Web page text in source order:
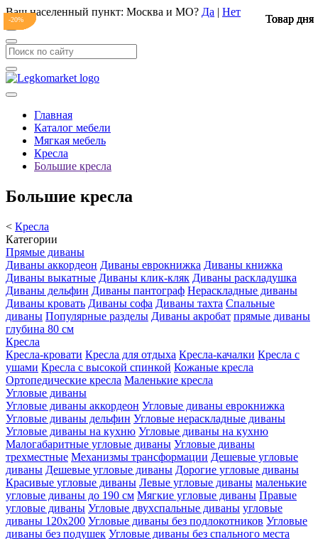
Ваш населенный пункт: Москва и МО? Да | Нет
Главная
Каталог мебели
Мягкая мебель
Кресла
Большие кресла
Большие кресла
< Кресла
Категории
Прямые диваны
Диваны аккордеон Диваны еврокнижка Диваны книжка
Диваны выкатные Диваны клик-кляк Диваны раскладушка
Диваны дельфин Диваны пантограф Нераскладные диваны
Диваны кровать Диваны софа Диваны тахта Спальные
диваны Популярные разделы Диваны акробат прямые диваны
глубина 80 см
Кресла
Кресла-кровати Кресла для отдыха Кресла-качалки Кресла с
ушами Кресла с высокой спинкой Кожаные кресла
Ортопедические кресла Маленькие кресла
Угловые диваны
Угловые диваны аккордеон Угловые диваны еврокнижка
Угловые диваны дельфин Угловые нераскладные диваны
Угловые диваны на кухню Угловые диваны на кухню
Малогабаритные угловые диваны Угловые диваны
трехместные Механизмы трансформации Дешевые угловые
диваны Дешевые угловые диваны Дорогие угловые диваны
Красивые угловые диваны Левые угловые диваны маленькие
угловые диваны до 190 см Мягкие угловые диваны Правые
угловые диваны Угловые двухспальные диваны угловые
диваны 120х200 Угловые диваны без подлокотников Угловые
диваны без подушек Угловые диваны без спального места
-20% Товар дня
-20% Товар дня
-20% Товар дня
-20% Товар дня
-20% Товар дня